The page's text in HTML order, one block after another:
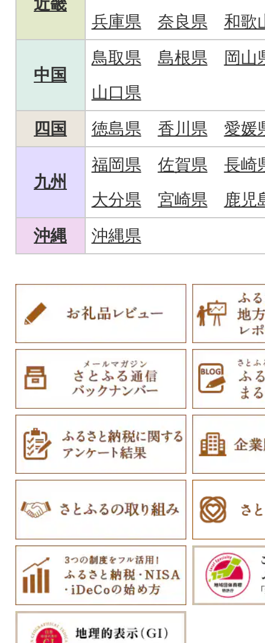
兵庫県
奈良県 和歌
中国
鳥取県 島根県
岡山
山口県
四国
徳島県 香川県 愛媛
九州
福岡県 佐賀県
長崎
大分県
宮崎県
鹿児
沖縄
沖縄県